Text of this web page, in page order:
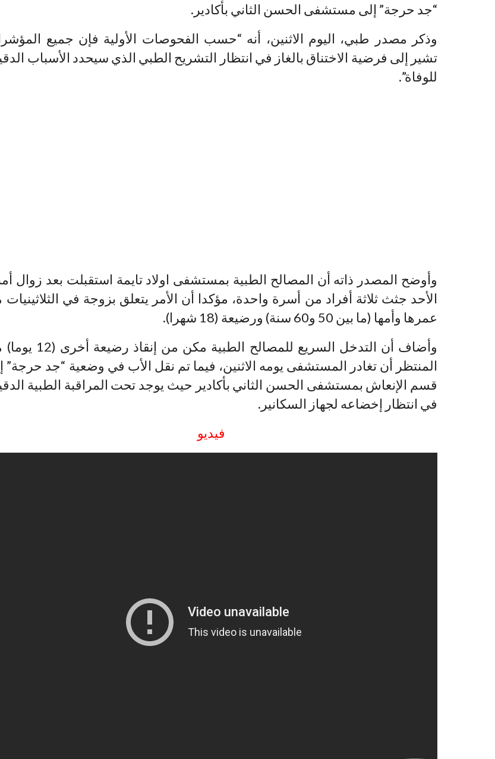
“جد حرجة” إلى مستشفى الحسن الثاني بأكادير.
وذكر مصدر طبي، اليوم الاثنين، أنه “حسب الفحوصات الأولية فإن جميع
تشير إلى فرضية الاختناق بالغاز في انتظار التشريح الطبي الذي سيحدد الأسباب
للوفاة”.
وأوضح المصدر ذاته أن المصالح الطبية بمستشفى اولاد تايمة استقبلت بعد زوال
الأحد جثث ثلاثة أفراد من أسرة واحدة، مؤكدا أن الأمر يتعلق بزوجة في
عمرها وأمها (ما بين 50 و60 سنة) ورضيعة (18 شهرا).
وأضاف أن التدخل السريع للمصالح الطبية مكن من
المنتظر أن تغادر المستشفى يومه الاثنين، فيما تم نقل الأب في وضعية “جد حرجة”
قسم الإنعاش بمستشفى الحسن الثاني بأكادير حيث يوجد تحت المراقبة الطبية
في انتظار إخضاعه لجهاز السكانير.
فيديو